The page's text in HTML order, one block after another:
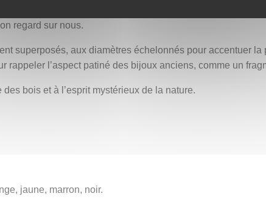
l’appel d’un autre monde, comme si ce n’était pas nous
regard sur nous.
superposés, aux diamètres échelonnés pour accentuer la
rappeler l’aspect patiné des bijoux anciens, comme un
bois et à l’esprit mystérieux de la nature.
jaune, marron, noir.